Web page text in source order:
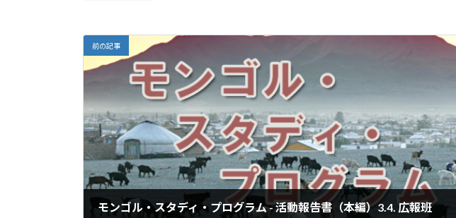
前の記事
モンゴル・スタディ・プログラム - 活動報告書（本編）3.4. 広報班